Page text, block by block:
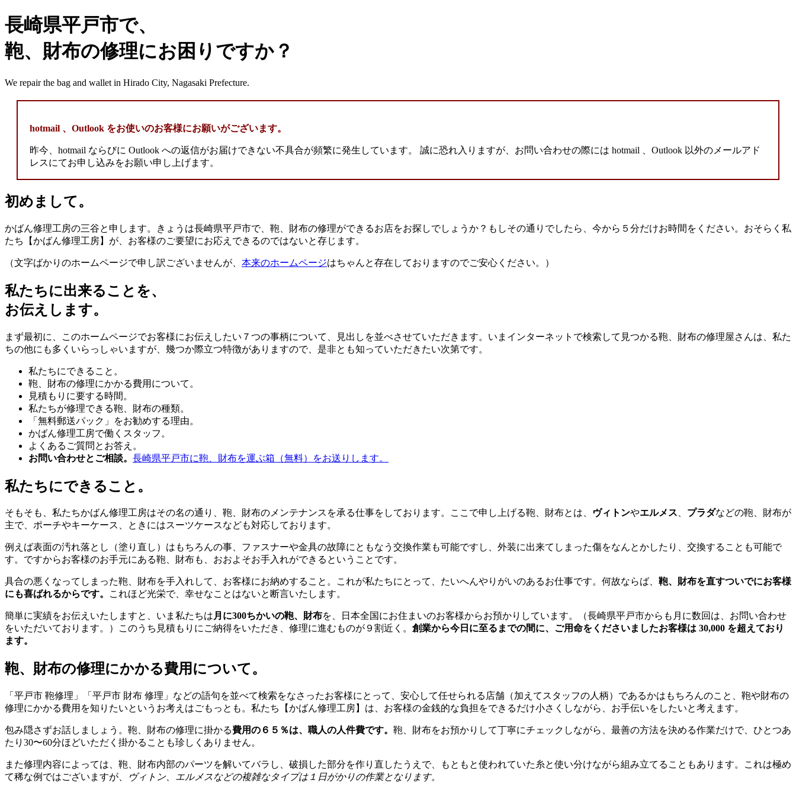
長崎県平戸市で、
鞄、財布の修理にお困りですか？
We repair the bag and wallet in Hirado City, Nagasaki Prefecture.
hotmail 、Outlook をお使いのお客様にお願いがございます。
昨今、hotmail ならびに Outlook への返信がお届けできない不具合が頻繁に発生しています。 誠に恐れ入りますが、お問い合わせの際には hotmail 、Outlook 以外のメールアド
レスにてお申し込みをお願い申し上げます。
初めまして。
かばん修理工房の三谷と申します。きょうは長崎県平戸市で、鞄、財布の修理ができるお店をお探しでしょうか？もしその通りでしたら、今から５分だけお時間をください。おそらく私
たち【かばん修理工房】が、お客様のご要望にお応えできるのではないと存じます。
（文字ばかりのホームページで申し訳ございませんが、 本来のホームページはちゃんと存在しておりますのでご安心ください。）
私たちに出来ることを、
お伝えします。
まず最初に、このホームページでお客様にお伝えしたい７つの事柄について、見出しを並べさせていただきます。いまインターネットで検索して見つかる鞄、財布の修理屋さんは、私た
ちの他にも多くいらっしゃいますが、幾つか際立つ特徴がありますので、是非とも知っていただきたい次第です。
私たちにできること。
鞄、財布の修理にかかる費用について。
見積もりに要する時間。
私たちが修理できる鞄、財布の種類。
「無料郵送パック」をお勧めする理由。
かばん修理工房で働くスタッフ。
よくあるご質問とお答え。
お問い合わせとご相談。 長崎県平戸市に鞄、財布を運ぶ箱（無料）をお送りします。
私たちにできること。
そもそも、私たちかばん修理工房はその名の通り、鞄、財布のメンテナンスを承る仕事をしております。ここで申し上げる鞄、財布とは、 ヴィトンやエルメス、 プラダなどの鞄、財布が
主で、ポーチやキーケース、ときにはスーツケースなども対応しております。
例えば表面の汚れ落とし（塗り直し）はもちろんの事、ファスナーや金具の故障にともなう交換作業も可能ですし、外装に出来てしまった傷をなんとかしたり、交換することも可能で
す。ですからお客様のお手元にある鞄、財布も、おおよそお手入れができるということです。
具合の悪くなってしまった鞄、財布を手入れして、お客様にお納めすること。これが私たちにとって、たいへんやりがいのあるお仕事です。何故ならば、 鞄、財布を直すついでにお客様
にも喜ばれるからです。
これほど光栄で、幸せなことはないと断言いたします。
簡単に実績をお伝えいたしますと、いま私たちは月に300ちかいの鞄、財布を、日本全国にお住まいのお客様からお預かりしています。（長崎県平戸市からも月に数回は、お問い合わせ
をいただいております。）このうち見積もりにご納得をいただき、修理に進むものが９割近く。 創業から今日に至るまでの間に、ご用命をくださいましたお客様は 30,000 を超えており
ます。
鞄、財布の修理にかかる費用について。
「平戸市 鞄修理」「平戸市 財布 修理」などの語句を並べて検索をなさったお客様にとって、安心して任せられる店舗（加えてスタッフの人柄）であるかはもちろんのこと、鞄や財布の
修理にかかる費用を知りたいというお考えはごもっとも。私たち【かばん修理工房】は、お客様の金銭的な負担をできるだけ小さくしながら、お手伝いをしたいと考えます。
包み隠さずお話しましょう。鞄、財布の修理に掛かる費用の６５％は、職人の人件費です。 鞄、財布をお預かりして丁寧にチェックしながら、最善の方法を決める作業だけで、ひとつあ
たり30〜60分ほどいただく掛かることも珍しくありません。
また修理内容によっては、鞄、財布内部のパーツを解いてバラし、破損した部分を作り直したうえで、もともと使われていた糸と使い分けながら組み立てることもあります。これは極め
て稀な例ではございますが、
ヴィトン、エルメスなどの複雑なタイプは１日がかりの作業となります。